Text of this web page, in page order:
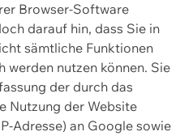
Browser-Software
darauf hin, dass Sie in
sämtliche Funktionen
werden nutzen können. Sie
der durch das
Nutzung der Website
Adresse) an Google sowie